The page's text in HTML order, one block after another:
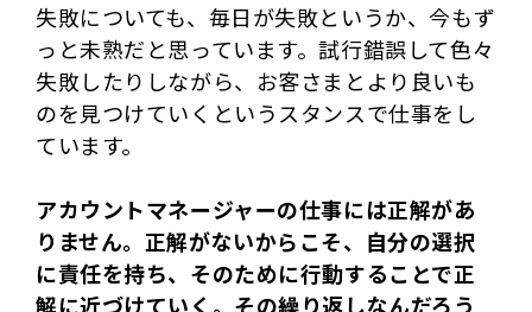
失敗についても、毎日が失敗というか、今もず
っと未熟だと思っています。試行錯誤して色々
失敗したりしながら、お客さまとより良いも
のを見つけていくというスタンスで仕事をし
ています。
アカウントマネージャーの仕事には正解があ
りません。正解がないからこそ、自分の選択
に責任を持ち、そのために行動することで正
解に近づけていく。その繰り返しなんだろう